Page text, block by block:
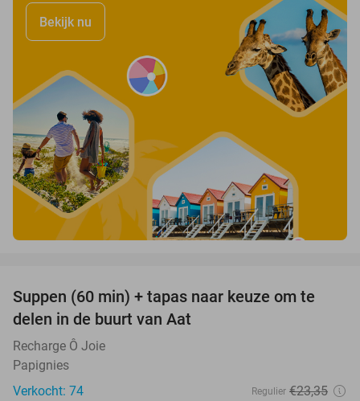
Bekijk nu
49%
Suppen (60 min) + tapas naar keuze om te
delen in de buurt van Aat
Recharge Ô Joie
Papignies
Verkocht: 74
Regulier €23,35